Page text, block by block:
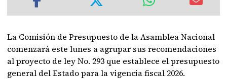
La Comisión de Presupuesto de la Asamblea Nacional
comenzará este lunes a agrupar sus recomendaciones
al proyecto de ley No. 293 que establece el presupuesto
general del Estado para la vigencia fiscal 2026.